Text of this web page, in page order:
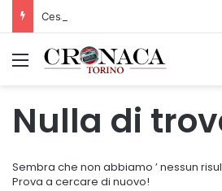
Menu
Nulla di
Sembra che non abbiamo ’ nessun
Prova a cercare di nuovo!